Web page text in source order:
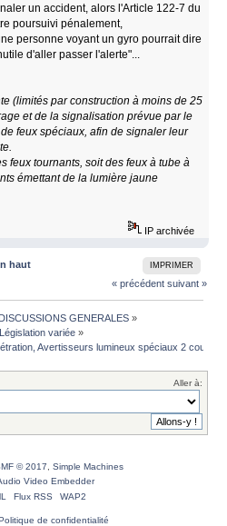
un accident, alors l'Article 122-7 du
poursuivi pénalement,
personne voyant un gyro pourrait dire
d'aller passer l'alerte"...
(limités par construction à moins de 25
et de la signalisation prévue par le
feux spéciaux, afin de signaler leur
feux tournants, soit des feux à tube à
émettant de la lumière jaune
IP archivée
IMPRIMER
haut
« précédent suivant »
DISCUSSIONS GENERALES»
Législation variée»
Avertisseurs lumineux spéciaux 2
Aller à:
© 2017
Simple Machines
Video Embedder
Flux RSS WAP2
de confidentialité